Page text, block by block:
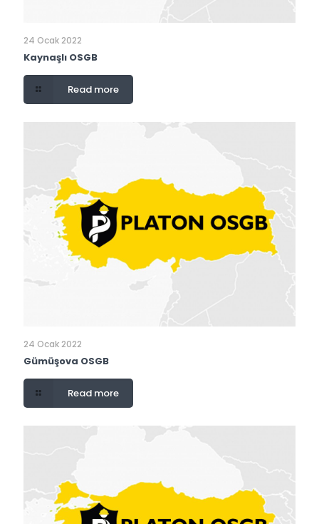
24 Ocak 2022
Kaynaşlı OSGB
Read more
24 Ocak 2022
Gümüşova OSGB
Read more